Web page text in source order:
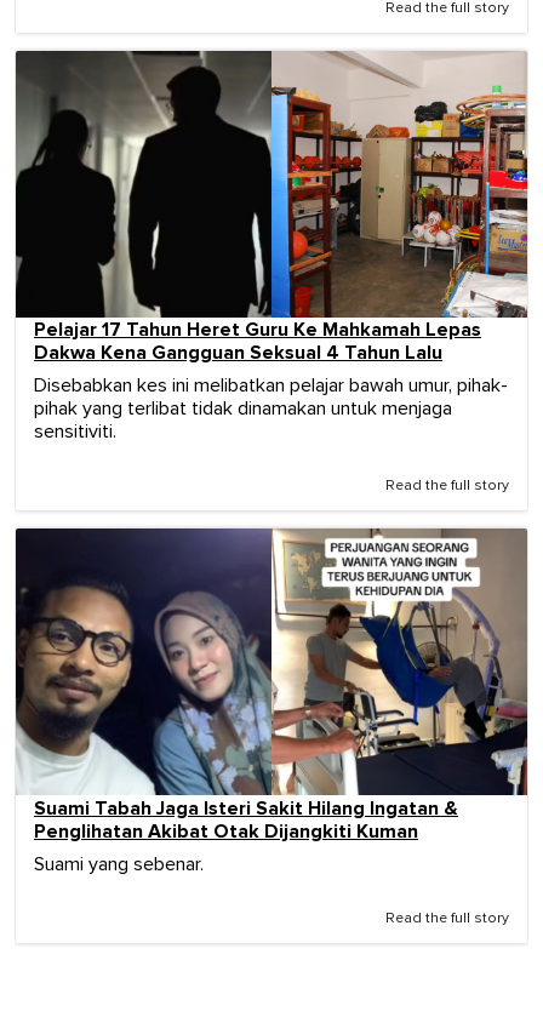
Read the full story
Pelajar 17 Tahun Heret Guru Ke Mahkamah Lepas
Dakwa Kena Gangguan Seksual 4 Tahun Lalu
Disebabkan kes ini melibatkan pelajar bawah umur, pihak-
pihak yang terlibat tidak dinamakan untuk menjaga
sensitiviti.
Read the full story
Suami Tabah Jaga Isteri Sakit Hilang Ingatan &
Penglihatan Akibat Otak Dijangkiti Kuman
Suami yang sebenar.
Read the full story